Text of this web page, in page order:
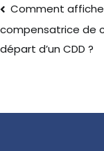
Comment
compensatrice de
départ d’un CDD ?